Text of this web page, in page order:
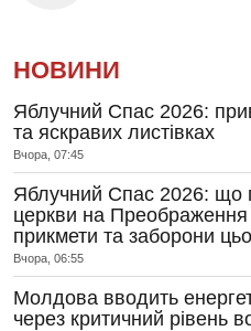
НОВИНИ
Яблучний Спас 2026:
та яскравих листівках
Вчора, 07:45
Яблучний Спас 2026: що
церкви на Преображення
прикмети та заборони
Вчора, 06:55
Молдова вводить
через критичний рівень